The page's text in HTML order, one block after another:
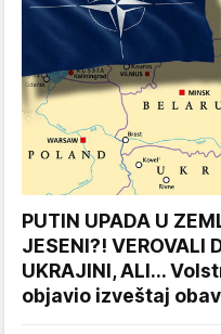
PUTIN UPADA U
JESENI?! VEROVALI
UKRAJINI, ALI...
objavio izveštaj